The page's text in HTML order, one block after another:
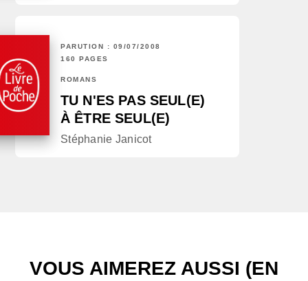
PARUTION : 09/07/2008
160 PAGES
ROMANS
TU N'ES PAS SEUL(E)
À ÊTRE SEUL(E)
Stéphanie Janicot
VOUS AIMEREZ AUSSI (EN